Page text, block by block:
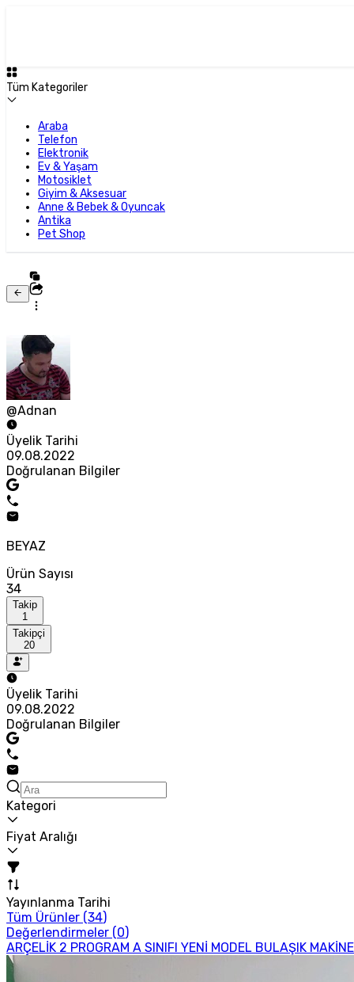
Tüm Kategoriler
Araba
Telefon
Elektronik
Ev & Yaşam
Motosiklet
Giyim & Aksesuar
Anne & Bebek & Oyuncak
Antika
Pet Shop
@Adnan
Üyelik Tarihi
09.08.2022
Doğrulanan Bilgiler
BEYAZ
Ürün Sayısı
34
Takip
1
Takipçi
20
Üyelik Tarihi
09.08.2022
Doğrulanan Bilgiler
Kategori
Fiyat Aralığı
Yayınlanma Tarihi
Tüm Ürünler (34)
Değerlendirmeler (0)
ARÇELİK 2 PROGRAM A SINIFI YENİ MODEL BULAŞIK